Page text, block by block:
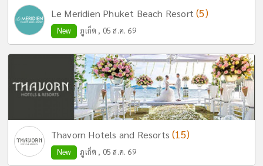
Le Meridien Phuket Beach Resort(5)
New ภูเก็ต , 05 ส.ค. 69
Thavorn Hotels and Resorts(15)
New ภูเก็ต , 05 ส.ค. 69